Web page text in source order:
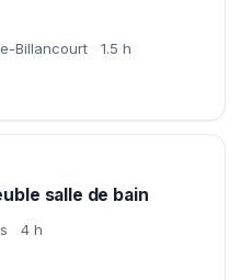
Billancourt 1.5 h
salle de bain
4 h